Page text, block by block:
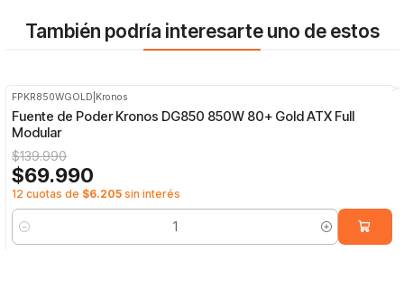
También podría interesarte uno de estos
FPKR850WGOLD Kronos
Fuente de Poder Kronos DG850 850W 80+ Gold ATX Full
Modular
$139.990
$69.990
12 cuotas de $6.205 sin interés
Cantidad